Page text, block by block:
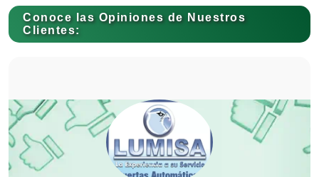
Contadores
Control de Plagas
Conversiones Automotrices
Conoce las Opiniones de Nuestros
Clientes: